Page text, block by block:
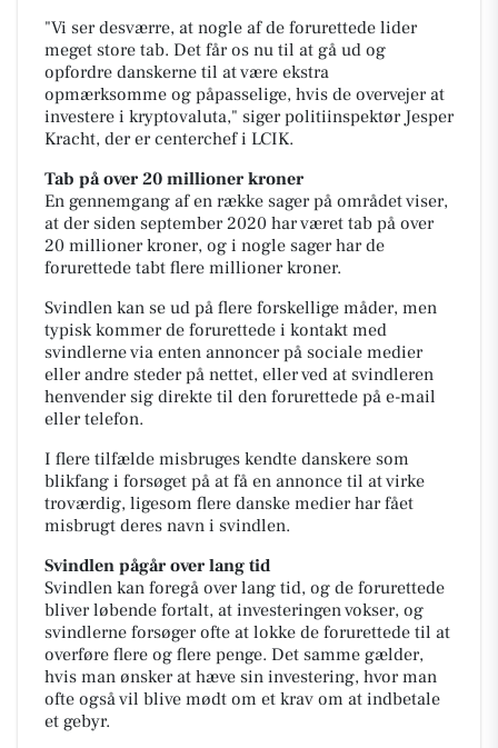
"Vi ser desværre, at nogle af de forurettede lider
meget store tab. Det får os nu til at gå ud og
opfordre danskerne til at være ekstra
opmærksomme og påpasselige, hvis de overvejer at
investere i kryptovaluta," siger politiinspektør Jesper
Kracht, der er centerchef i LCIK.
Tab på over 20 millioner kroner
En gennemgang af en række sager på området viser,
at der siden september 2020 har været tab på over
20 millioner kroner, og i nogle sager har de
forurettede tabt flere millioner kroner.
Svindlen kan se ud på flere forskellige måder, men
typisk kommer de forurettede i kontakt med
svindlerne via enten annoncer på sociale medier
eller andre steder på nettet, eller ved at svindleren
henvender sig direkte til den forurettede på e-mail
eller telefon.
I flere tilfælde misbruges kendte danskere som
blikfang i forsøget på at få en annonce til at virke
troværdig, ligesom flere danske medier har fået
misbrugt deres navn i svindlen.
Svindlen pågår over lang tid
Svindlen kan foregå over lang tid, og de forurettede
bliver løbende fortalt, at investeringen vokser, og
svindlerne forsøger ofte at lokke de forurettede til at
overføre flere og flere penge. Det samme gælder,
hvis man ønsker at hæve sin investering, hvor man
ofte også vil blive mødt om et krav om at indbetale
et gebyr.